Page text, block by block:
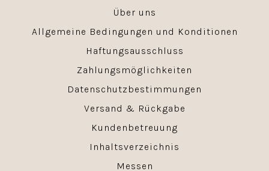
Über uns
Allgemeine Bedingungen und Konditionen
Haftungsausschluss
Zahlungsmöglichkeiten
Datenschutzbestimmungen
Versand & Rückgabe
Kundenbetreuung
Inhaltsverzeichnis
Messen